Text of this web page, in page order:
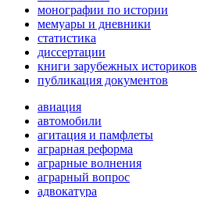
монографии по истории
мемуары и дневники
статистика
диссертации
книги зарубежных историков
публикация документов
авиация
автомобили
агитация и памфлеты
аграрная реформа
аграрные волнения
аграрный вопрос
адвокатура